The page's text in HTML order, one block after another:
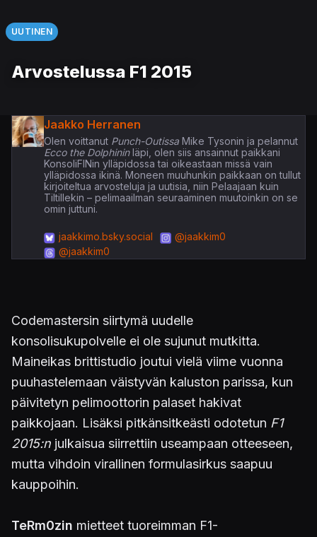
UUTINEN
Arvostelussa F1 2015
Jaakko Herranen
Olen voittanutPunch-OutissaMike Tysonin ja pelannut
Ecco the Dolphininläpi, olen siis ansainnut paikkani
KonsoliFINin ylläpidossa tai oikeastaan missä vain
ylläpidossa ikinä. Moneen muuhunkin paikkaan on tullut
kirjoiteltua arvosteluja ja uutisia, niin Pelaajaan kuin
Tiltillekin – pelimaailman seuraaminen muutoinkin on se
omin juttuni.
jaakkimo.bsky.social
@jaakkim0
@jaakkim0
Codemastersin siirtymä uudelle
konsolisukupolvelle ei ole sujunut mutkitta.
Maineikas brittistudio joutui vielä viime vuonna
puuhastelemaan väistyvän kaluston parissa, kun
päivitetyn pelimoottorin palaset hakivat
paikkojaan. Lisäksi pitkänsitkeästi odotetun F1
2015:n julkaisua siirrettiin useampaan otteeseen,
mutta vihdoin virallinen formulasirkus saapuu
kauppoihin.
TeRm0zin mietteet tuoreimman F1-